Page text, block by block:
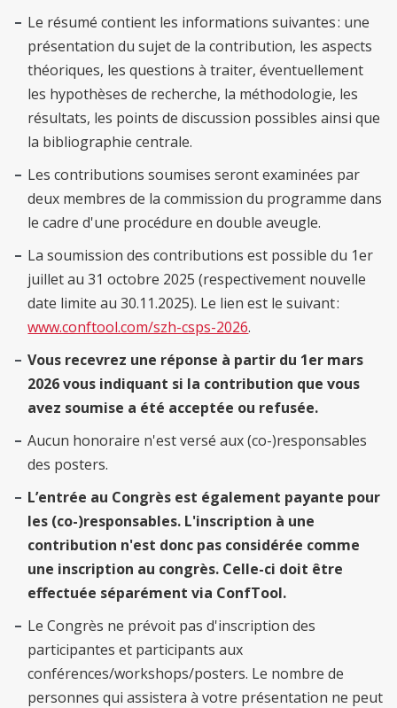
Le résumé contient les informations suivantes : une
présentation du sujet de la contribution, les aspects
théoriques, les questions à traiter, éventuellement
les hypothèses de recherche, la méthodologie, les
résultats, les points de discussion possibles ainsi que
la bibliographie centrale.
Les contributions soumises seront examinées par
deux membres de la commission du programme dans
le cadre d'une procédure en double aveugle.
La soumission des contributions est possible du 1er
juillet au 31 octobre 2025 (respectivement nouvelle
date limite au 30.11.2025). Le lien est le suivant :
www.conftool.com/szh-csps-2026.
Vous recevrez une réponse à partir du 1er mars
2026 vous indiquant si la contribution que vous
avez soumise a été acceptée ou refusée.
Aucun honoraire n'est versé aux (co-)responsables
des posters.
L’entrée au Congrès est également payante pour
les (co-)responsables. L'inscription à une
contribution n'est donc pas considérée comme
une inscription au congrès. Celle-ci doit être
effectuée séparément via ConfTool.
Le Congrès ne prévoit pas d'inscription des
participantes et participants aux
conférences/workshops/posters. Le nombre de
personnes qui assistera à votre présentation ne peut